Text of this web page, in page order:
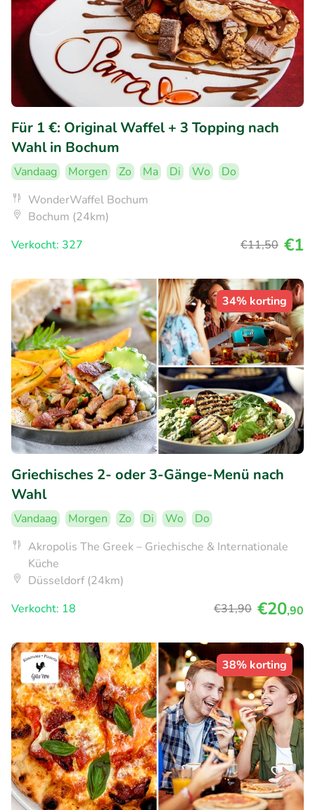
Für 1 €: Original Waffel + 3 Topping nach
Wahl in Bochum
Vandaag Morgen Zo Ma Di Wo
Do
WonderWaffel Bochum
Bochum (24km)
Verkocht: 327
€11,50 €1
34% korting
Griechisches 2- oder 3-Gänge-Menü nach
Wahl
Vandaag Morgen Zo Di Wo
Do
Akropolis The Greek – Griechische & Internationale
Küche
Düsseldorf (24km)
Verkocht: 18
€31,90 €20,90
38% korting